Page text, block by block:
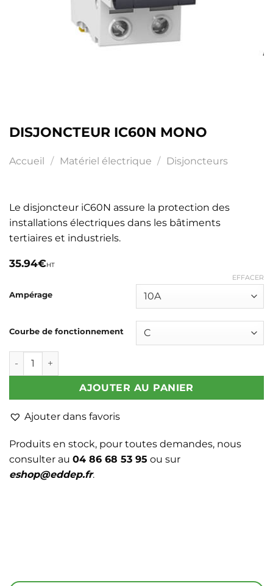
DISJONCTEUR IC60N MONO
Accueil / Matériel électrique / Disjoncteurs
Le disjoncteur iC60N assure la protection des
installations électriques dans les bâtiments
tertiaires et industriels.
35.94€HT
Ampérage
Courbe de fonctionnement
EFFACER
quantité de DISJONCTEUR IC60N MONO
AJOUTER AU PANIER
Ajouter dans favoris
Produits en stock, pour toutes demandes, nous
consulter au 04 86 68 53 95 ou sur
eshop@eddep.fr.